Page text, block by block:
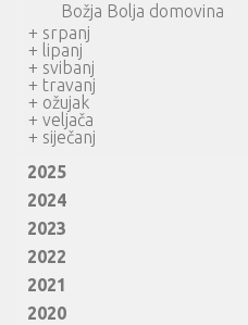
Božja Bolja domovina
+ srpanj
+ lipanj
+ svibanj
+ travanj
+ ožujak
+ veljača
+ siječanj
2025
2024
2023
2022
2021
2020